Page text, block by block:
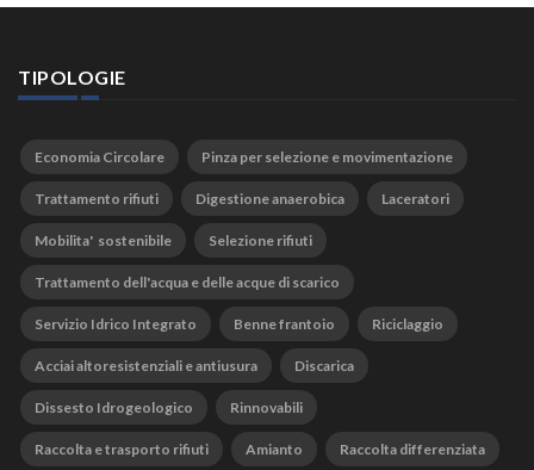
TIPOLOGIE
Economia Circolare Pinza per selezione e movimentazione
Trattamento rifiuti Digestione anaerobica Laceratori
Mobilita' sostenibile Selezione rifiuti
Trattamento dell'acqua e delle acque di scarico
Servizio Idrico Integrato Benne frantoio Riciclaggio
Acciai altoresistenziali e antiusura Discarica
Dissesto Idrogeologico Rinnovabili
Raccolta e trasporto rifiuti Amianto Raccolta differenziata